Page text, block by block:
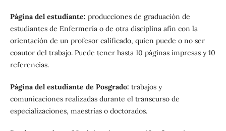
Página del estudiante: producciones de graduación de
estudiantes de Enfermería o de otra disciplina afín con la
orientación de un profesor calificado, quien puede o no ser
coautor del trabajo. Puede tener hasta 10 páginas impresas y 10
referencias.
Página del estudiante de Posgrado: trabajos y
comunicaciones realizadas durante el transcurso de
especializaciones, maestrías o doctorados.